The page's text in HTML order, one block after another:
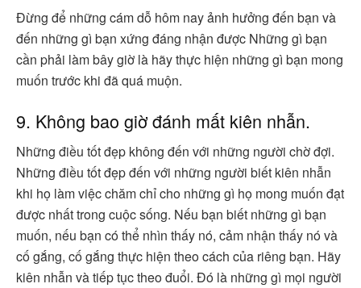
Đừng để những cám dỗ hôm nay ảnh hưởng đến bạn và
đến những gì bạn xứng đáng nhận được Những gì bạn
cần phải làm bây giờ là hãy thực hiện những gì bạn mong
muốn trước khi đã quá muộn.
9. Không bao giờ đánh mất kiên nhẫn.
Những điều tốt đẹp không đến với những người chờ đợi.
Những điều tốt đẹp đến với những người biết kiên nhẫn
khi họ làm việc chăm chỉ cho những gì họ mong muốn đạt
được nhất trong cuộc sống. Nếu bạn biết những gì bạn
muốn, nếu bạn có thể nhìn thấy nó, cảm nhận thấy nó và
cố gắng, cố gắng thực hiện theo cách của riêng bạn. Hãy
kiên nhẫn và tiếp tục theo đuổi. Đó là những gì mọi người